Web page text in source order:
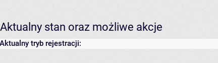
Aktualny stan oraz możliwe akcje
Aktualny tryb rejestracji: